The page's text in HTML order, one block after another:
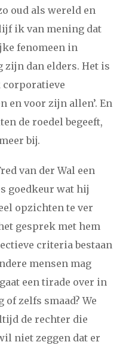
oud als wereld en
ik van mening dat
fenomeen in
zijn dan elders. Het is
corporatieve
en voor zijn allen’. En
de roedel begeeft,
bij.
van der Wal een
goedkeur wat hij
opzichten te ver
gesprek met hem
criteria bestaan
mensen mag
een tirade over in
zelfs smaad? We
de rechter die
niet zeggen dat er